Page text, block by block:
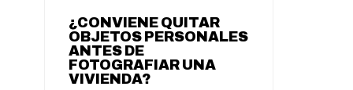
¿CONVIENE QUITAR
OBJETOS PERSONALES
ANTES DE
FOTOGRAFIAR UNA
VIVIENDA?